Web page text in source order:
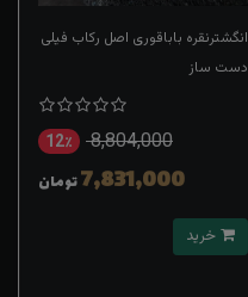
انگشترنقره باباقوری اصل رکاب فیلی
دست ساز
8,804,000 12٪
7,831,000تومان